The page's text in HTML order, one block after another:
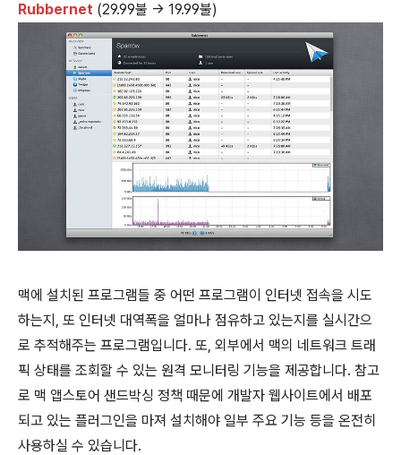
Rubbernet (29.99불 → 19.99불)
맥에 설치된 프로그램들 중 어떤 프로그램이 인터넷 접속을 시도
하는지, 또 인터넷 대역폭을 얼마나 점유하고 있는지를 실시간으
로 추적해주는 프로그램입니다. 또, 외부에서 맥의 네트워크 트래
픽 상태를 조회할 수 있는 원격 모니터링 기능을 제공합니다. 참고
로 맥 앱스토어 샌드박싱 정책 때문에 개발자 웹사이트에서 배포
되고 있는 플러그인을 마져 설치해야 일부 주요 기능 등을 온전히
사용하실 수 있습니다.